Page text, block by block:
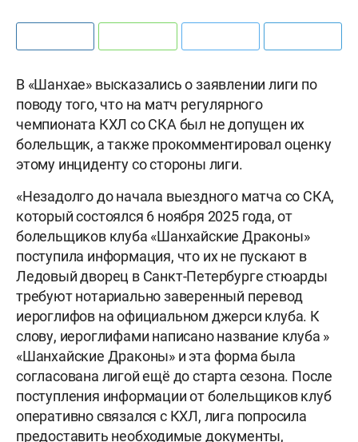
В «Шанхае» высказались о заявлении лиги по
поводу того, что на матч регулярного
чемпионата КХЛ со СКА был не допущен их
болельщик, а также прокомментировал оценку
этому инциденту со стороны лиги.
«Незадолго до начала выездного матча со СКА,
который состоялся 6 ноября 2025 года, от
болельщиков клуба «Шанхайские Драконы»
поступила информация, что их не пускают в
Ледовый дворец в Санкт-Петербурге стюарды
требуют нотариально заверенный перевод
иероглифов на официальном джерси клуба. К
слову, иероглифами написано название клуба »
«Шанхайские Драконы» и эта форма была
согласована лигой ещё до старта сезона. После
поступления информации от болельщиков клуб
оперативно связался с КХЛ, лига попросила
предоставить необходимые документы,